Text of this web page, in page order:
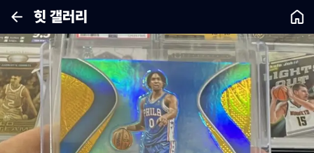
힛 갤러리